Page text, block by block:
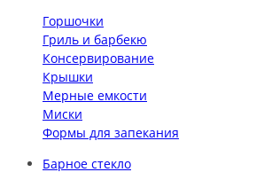
Горшочки
Гриль и барбекю
Консервирование
Крышки
Мерные емкости
Миски
Формы для запекания
Барное стекло